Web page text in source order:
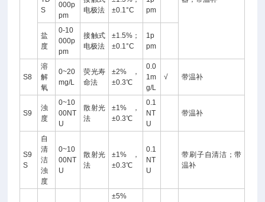
S
000p
pm
电极法
±0.1°C
pm
盐
度
0-10
000p
pm
接触式
电极法
±1.5%；
±0.1°C
1p
pm
S8
溶
解
氧
0~20
mg/L
荧光寿
命法
±2%，
±0.3℃
0.0
1m
g/L
√ 带温补
S9
浊
度
0~10
00NT
U
散射光
法
±1%，
±0.3℃
0.1
NT
U
带温补
S9
S
自
清
洁
浊
度
0~10
00NT
U
散射光
法
±1%，
±0.3℃
0.1
NT
U
带刷子自清洁；带
温补
±5%